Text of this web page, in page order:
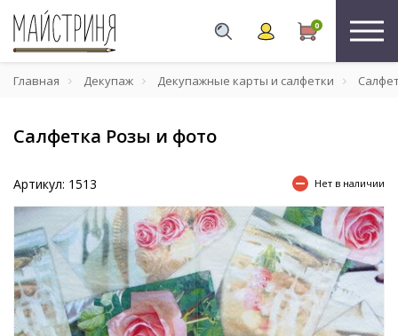
0
Главная Декупаж Декупажные карты и салфетки
Салфетка Розы и фото
Артикул: 1513 Нет в наличии